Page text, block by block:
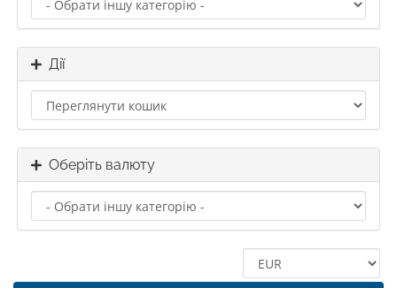
Дії
Оберіть валюту